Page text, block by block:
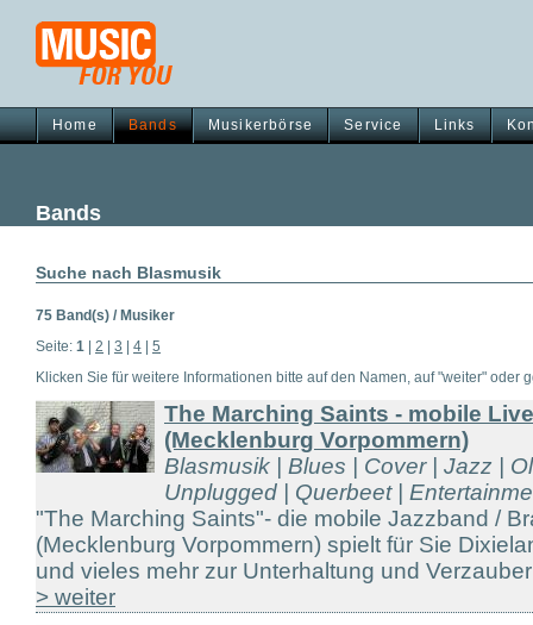
Home Bands Musikerbörse Service Links
Bands
Suche nach Blasmusik
75 Band(s) / Musiker
Seite: 1 2 3 4
5
Klicken Sie für weitere Informationen bitte auf den Namen, auf "weiter" oder
The Marching Saints - mobile
(Mecklenburg Vorpommern)
Blasmusik | Blues | Cover | Jazz |
Unplugged | Querbeet |
"The Marching Saints"- die mobile Jazzband /
(Mecklenburg Vorpommern) spielt für Sie
und vieles mehr zur Unterhaltung und
> weiter